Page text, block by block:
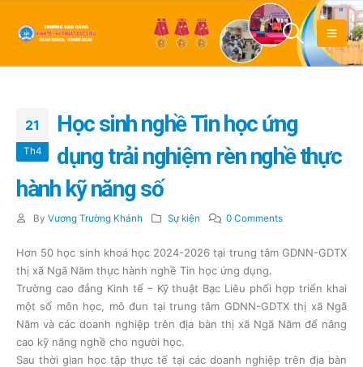
21
Th4
Học sinh nghề Tin học ứng
dụng trải nghiệm rèn nghề thực
hành kỹ năng số
By Vương Trường Khánh Sự kiện 0 Comments
Hơn 50 học sinh khoá học 2024-2026 tại trung tâm GDNN-GDTX
thị xã Ngã Năm thực hành nghề Tin học ứng dụng.
Trường cao đẳng Kinh tế – Kỹ thuật Bạc Liêu phối hợp triển khai
một số môn học, mô đun tại trung tâm GDNN-GDTX thị xã Ngã
Năm và các doanh nghiệp trên địa bàn thị xã Ngã Năm để nâng
cao kỹ năng nghề cho người học.
Sau thời gian học tập thực tế tại các doanh nghiệp trên địa bàn